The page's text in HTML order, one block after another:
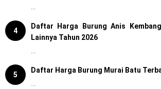
...
4
Daftar Harga Burung Anis
Lainnya Tahun 2026
...
5
Daftar Harga Burung Murai Batu
...